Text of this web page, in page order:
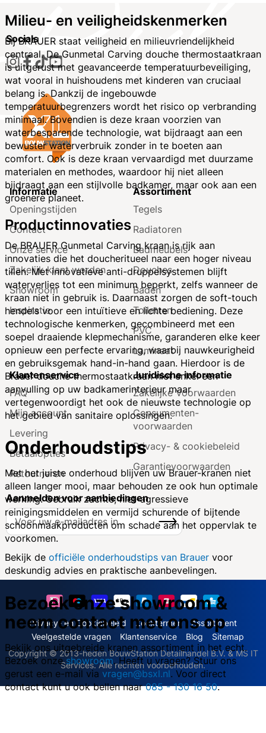
Milieu- en veiligheidskenmerken
Bij BRAUER staat veiligheid en milieuvriendelijkheid
centraal. De Gunmetal Carving douche thermostaatkraan
is uitgerust met geavanceerde temperatuurbeveiliging,
wat vooral in huishoudens met kinderen van cruciaal
belang is. Dankzij de ingebouwde
temperatuurbegrenzers wordt het risico op verbranding
minimaal. Bovendien is deze kraan voorzien van
waterbesparende technologie, wat bijdraagt aan een
bewuster waterverbruik zonder in te boeten aan
comfort. Ook is deze kraan vervaardigd met duurzame
materialen en methodes, waardoor hij niet alleen
bijdraagt aan een stijlvolle badkamer, maar ook aan een
groenere planeet.
Productinnovaties
De BRAUER Gunmetal Carving kraan is rijk aan
innovaties die het doucheritueel naar een hoger niveau
tillen. Met innovatieve anti-druppelsystemen blijft
waterverlies tot een minimum beperkt, zelfs wanneer de
kraan niet in gebruik is. Daarnaast zorgen de soft-touch
hendels voor een intuïtieve en lichte bediening. Deze
technologische kenmerken, gecombineerd met een
soepel draaiende klepmechanisme, garanderen elke keer
opnieuw een perfecte ervaring, waarbij nauwkeurigheid
en gebruiksgemak hand-in-hand gaan. Hierdoor is de
Brauer douche thermostaatkraan niet enkel een
aanvulling op uw badkamerinterieur maar
vertegenwoordigt het ook de nieuwste technologie op
het gebied van sanitaire oplossingen.
Onderhoudstips
Met het juiste onderhoud blijven uw Brauer-kranen niet
alleen langer mooi, maar behouden ze ook hun optimale
werking. Gebruik zachte, niet-agressieve
reinigingsmiddelen en vermijd schurende of bijtende
schoonmaakproducten om schade aan het oppervlak te
voorkomen.
Bekijk de officiële onderhoudstips van Brauer voor
deskundig advies en praktische aanbevelingen.
Bezoek onze showroom &
neem contact met ons op
Bekijk ons uitgebreide kranen assortiment in het echt.
Bezoek onzeshowroom. Heeft u vragen? Stuur ons
gerust een e-mail via vragen@bsxl.nl. Voor direct
contact kunt u ook bellen naar085 - 130 16 50.
Socials
Informatie
Openingstijden
Contact
Onze service
Zakelijk klant worden
Showroom
Inspiratie
Assortiment
Tegels
Radiatoren
Badmeubels
Douches
Baden
Toiletten
PVC
Laminaat
Klantenservice
FAQ
Mijn account
Levering
Betaalopties
Retourneren
Juridische informatie
Zakelijke Voorwaarden
Consumenten­
voorwaarden
Privacy- & cookiebeleid
Garantie­voorwaarden
Aanmelden voor aanbiedingen
A
b
o
n
n
e
r
u
o
p
o
n
z
Inschrijven
Privacy- en Cookiebeleid Zoektermen
Assortiment
Veelgestelde vragen
Klantenservice Blog
Sitemap
Copyright © 2013-heden BouwStation Detailhandel B.V. & MS IT
Services. Alle rechten voorbehouden.